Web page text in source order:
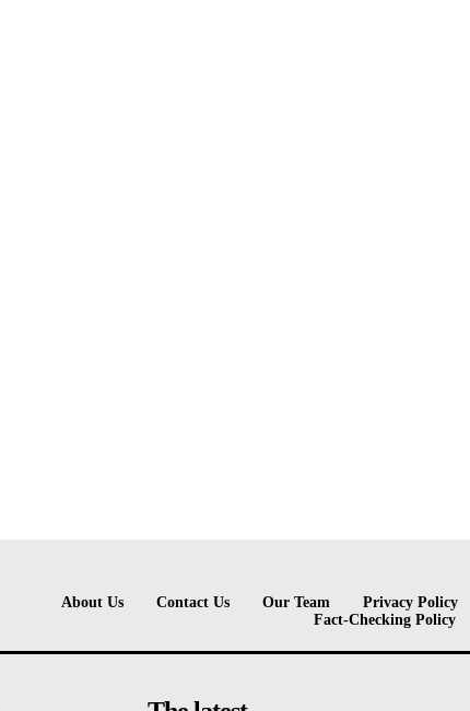
About Us Contact Us Our Team Privacy Policy
Fact-Checking Policy